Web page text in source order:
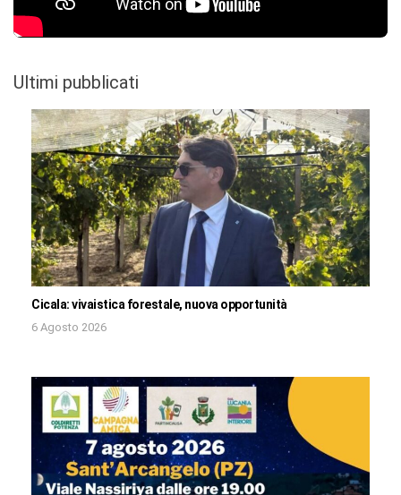
Ultimi pubblicati
Cicala: vivaistica forestale, nuova opportunità
6 Agosto 2026